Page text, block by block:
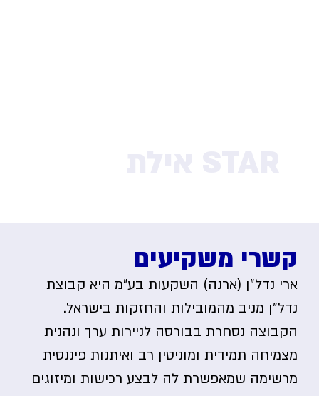
קשרי משקיעים
ארי נדל״ן (ארנה) השקעות בע"מ היא קבוצת
נדל״ן מניב מהמובילות והחזקות בישראל.
הקבוצה נסחרת בבורסה לניירות ערך ונהנית
מצמיחה תמידית ומוניטין רב ואיתנות פיננסית
מרשימה שמאפשרת לה לבצע רכישות ומיזוגים